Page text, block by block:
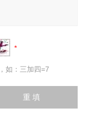
如：三加四=7